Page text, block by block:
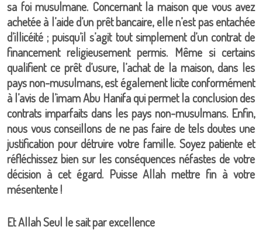
sa foi musulmane. Concernant la maison que vous avez
achetée à l’aide d’un prêt bancaire, elle n’est pas entachée
d’illicéité ; puisqu’il s’agit tout simplement d’un contrat de
financement religieusement permis. Même si certains
qualifient ce prêt d’usure, l’achat de la maison, dans les
pays non-musulmans, est également licite conformément
à l’avis de l’imam Abu Hanifa qui permet la conclusion des
contrats imparfaits dans les pays non-musulmans. Enfin,
nous vous conseillons de ne pas faire de tels doutes une
justification pour détruire votre famille. Soyez patiente et
réfléchissez bien sur les conséquences néfastes de votre
décision à cet égard. Puisse Allah mettre fin à votre
mésentente !
Et Allah Seul le sait par excellence